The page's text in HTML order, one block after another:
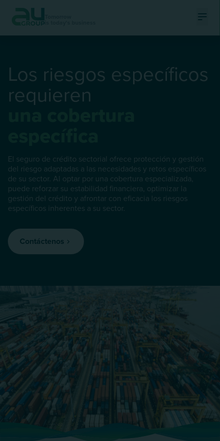
is today's business
Los riesgos específicos
requieren
una cobertura
El seguro de crédito sectorial ofrece protección y gestión
del riesgo adaptadas a las necesidades y retos específicos
de su sector. Al optar por una cobertura especializada,
puede reforzar su estabilidad financiera, optimizar la
gestión del crédito y afrontar con eficacia los riesgos
específicos inherentes a su sector.
Contáctenos